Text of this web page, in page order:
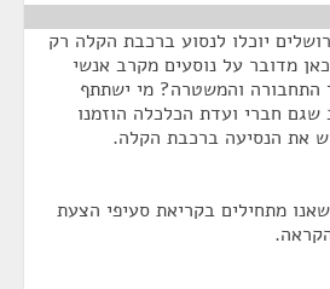
יוכלו לנסוע ברכבת הקלה רק
מדובר על נוסעים מקרב אנשי
והמשטרה? מי ישתתף
שגם חברי ועדת הכלכלה הוזמנו
את הנסיעה ברכבת הקלה.
מתחילים בקריאת סעיפי הצעת